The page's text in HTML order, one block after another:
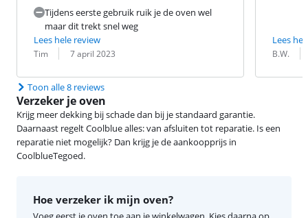
Tijdens eerste gebruik ruik je de oven wel
maar dit trekt snel weg
Lees hele review
Beoordeling door:
Tim
Datum: 7 april 2023
Lees
B.W.
Datum:
Toon alle 8 reviews
Verzeker je oven
Krijg meer dekking bij schade dan bij je standaard garantie.
Daarnaast regelt Coolblue alles: van afsluiten tot reparatie. Is een
reparatie niet mogelijk? Dan krijg je de aankoopprijs in
CoolblueTegoed.
Hoe verzeker ik mijn oven?